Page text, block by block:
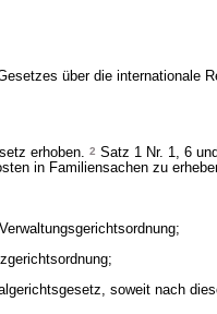
über die internationale
erhoben. 2 Satz 1 Nr. 1, 6
in Familiensachen zu
soweit nach